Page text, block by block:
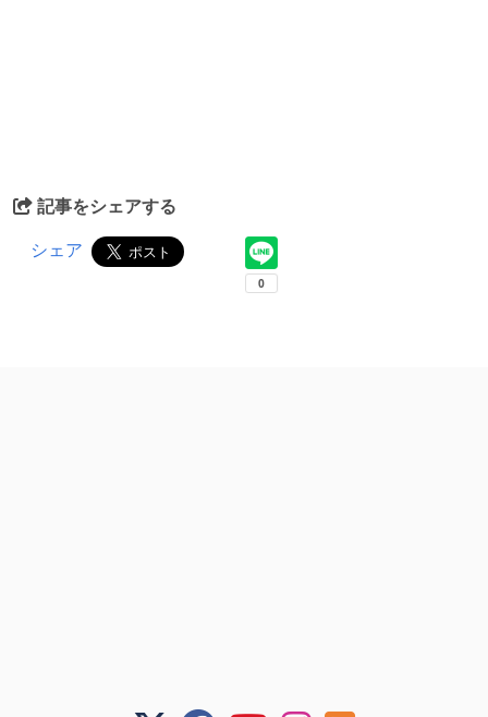
記事をシェアする
シェア